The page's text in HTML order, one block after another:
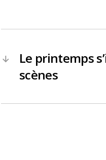
←
Le printemps
scènes